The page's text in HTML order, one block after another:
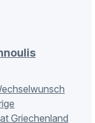
Griechenland